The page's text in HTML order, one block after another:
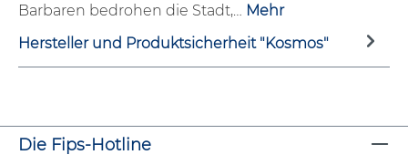
Barbaren bedrohen die Stadt,… Mehr
Hersteller und Produktsicherheit "Kosmos"
Die Fips-Hotline